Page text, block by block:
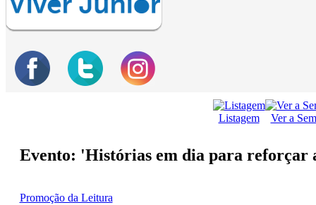
Listagem Ver a
Evento: 'Histórias em dia para reforçar
Promoção da Leitura